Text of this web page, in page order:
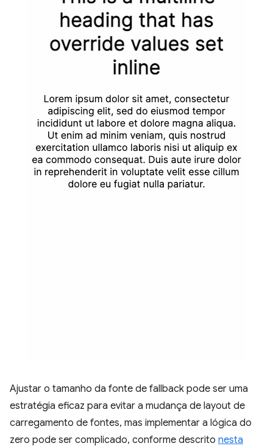
Ajustar o tamanho da fonte de fallback pode ser uma
estratégia eficaz para evitar a mudança de layout de
carregamento de fontes, mas implementar a lógica do
zero pode ser complicado, conforme descrito nesta